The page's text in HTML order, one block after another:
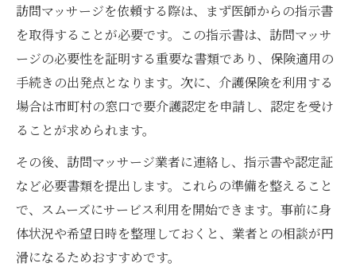
訪問マッサージを保険適用で始める流れを
解説
訪問マッサージ保険利用時の必要手続きま
とめ
訪問マッサージの医師同意書取得のポイン
ト
訪問マッサージの保険適用条件を確認しよ
う
訪問マッサージの保険手続き失敗例への対
策
訪問マッサージを依頼する際は、まず医師からの指示書
を取得することが必要です。この指示書は、訪問マッサ
ージの必要性を証明する重要な書類であり、保険適用の
手続きの出発点となります。次に、介護保険を利用する
場合は市町村の窓口で要介護認定を申請し、認定を受け
ることが求められます。
その後、訪問マッサージ業者に連絡し、指示書や認定証
など必要書類を提出します。これらの準備を整えること
で、スムーズにサービス利用を開始できます。事前に身
体状況や希望日時を整理しておくと、業者との相談が円
滑になるためおすすめです。